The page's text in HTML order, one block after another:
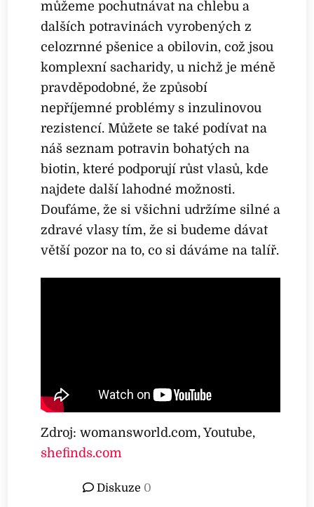
můžeme pochutnávat na chlebu a
dalších potravinách vyrobených z
celozrnné pšenice a obilovin, což jsou
komplexní sacharidy, u nichž je méně
pravděpodobné, že způsobí
nepříjemné problémy s inzulinovou
rezistencí. Můžete se také podívat na
náš seznam potravin bohatých na
biotin, které podporují růst vlasů, kde
najdete další lahodné možnosti.
Doufáme, že si všichni udržíme silné a
zdravé vlasy tím, že si budeme dávat
větší pozor na to, co si dáváme na talíř.
Zdroj: womansworld.com, Youtube,
shefinds.com
Diskuze 0